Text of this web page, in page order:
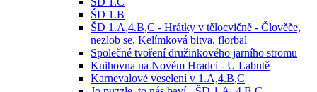
ŠD 1.B
ŠD 1.A,4.B,C - Hrátky v tělocvičně - Člověče,
nezlob se, Kelímková bitva, florbal
Společné tvoření družinkového jarního stromu
Knihovna na Novém Hradci - U Labutě
Karnevalové veselení v 1.A,4.B,C